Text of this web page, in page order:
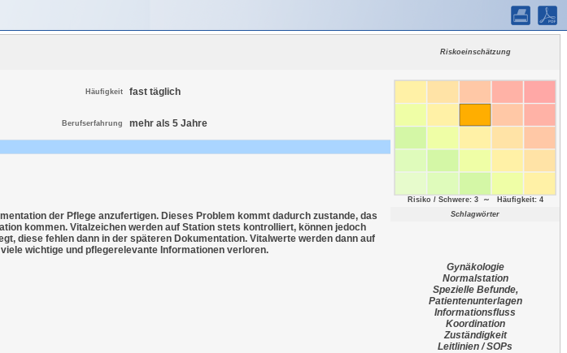
Riskoeinschätzung
Häufigkeit fast täglich
Risiko / Schwere: 3 ∼ Häufigkeit: 4
Berufserfahrung mehr als 5 Jahre
der Pflege anzufertigen. Dieses Problem kommt dadurch zustande, das
kommen. Vitalzeichen werden auf Station stets kontrolliert, können jedoch
diese fehlen dann in der späteren Dokumentation. Vitalwerte werden dann auf
wichtige und pflegerelevante Informationen verloren.
Schlagwörter
Gynäkologie
Normalstation
Spezielle Befunde,
Patientenunterlagen
Informationsfluss
Koordination
Zuständigkeit
Leitlinien / SOPs